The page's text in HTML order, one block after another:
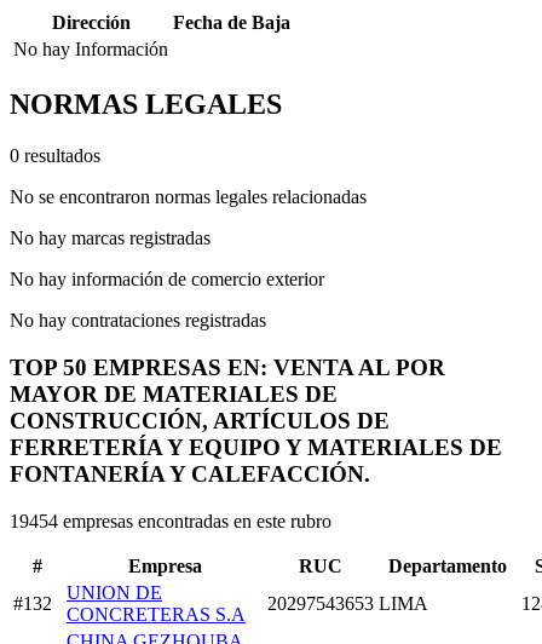
Dirección
Fecha de Baja
No hay Información
NORMAS LEGALES
0 resultados
No se encontraron normas legales relacionadas
No hay marcas registradas
No hay información de comercio exterior
No hay contrataciones registradas
TOP 50 EMPRESAS EN: VENTA AL POR
MAYOR DE MATERIALES DE
CONSTRUCCIÓN, ARTÍCULOS DE
FERRETERÍA Y EQUIPO Y MATERIALES DE
FONTANERÍA Y CALEFACCIÓN.
19454 empresas encontradas en este rubro
# Empresa RUC Departamento
#132
UNION DE
CONCRETERAS S.A
20297543653 LIMA